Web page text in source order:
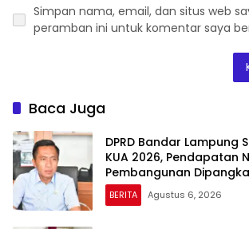
Simpan nama, email, dan situs web
peramban ini untuk komentar saya
Baca Juga
DPRD Bandar Lampung
KUA 2026, Pendapatan
Pembangunan
BERITA Agustus 6, 2026